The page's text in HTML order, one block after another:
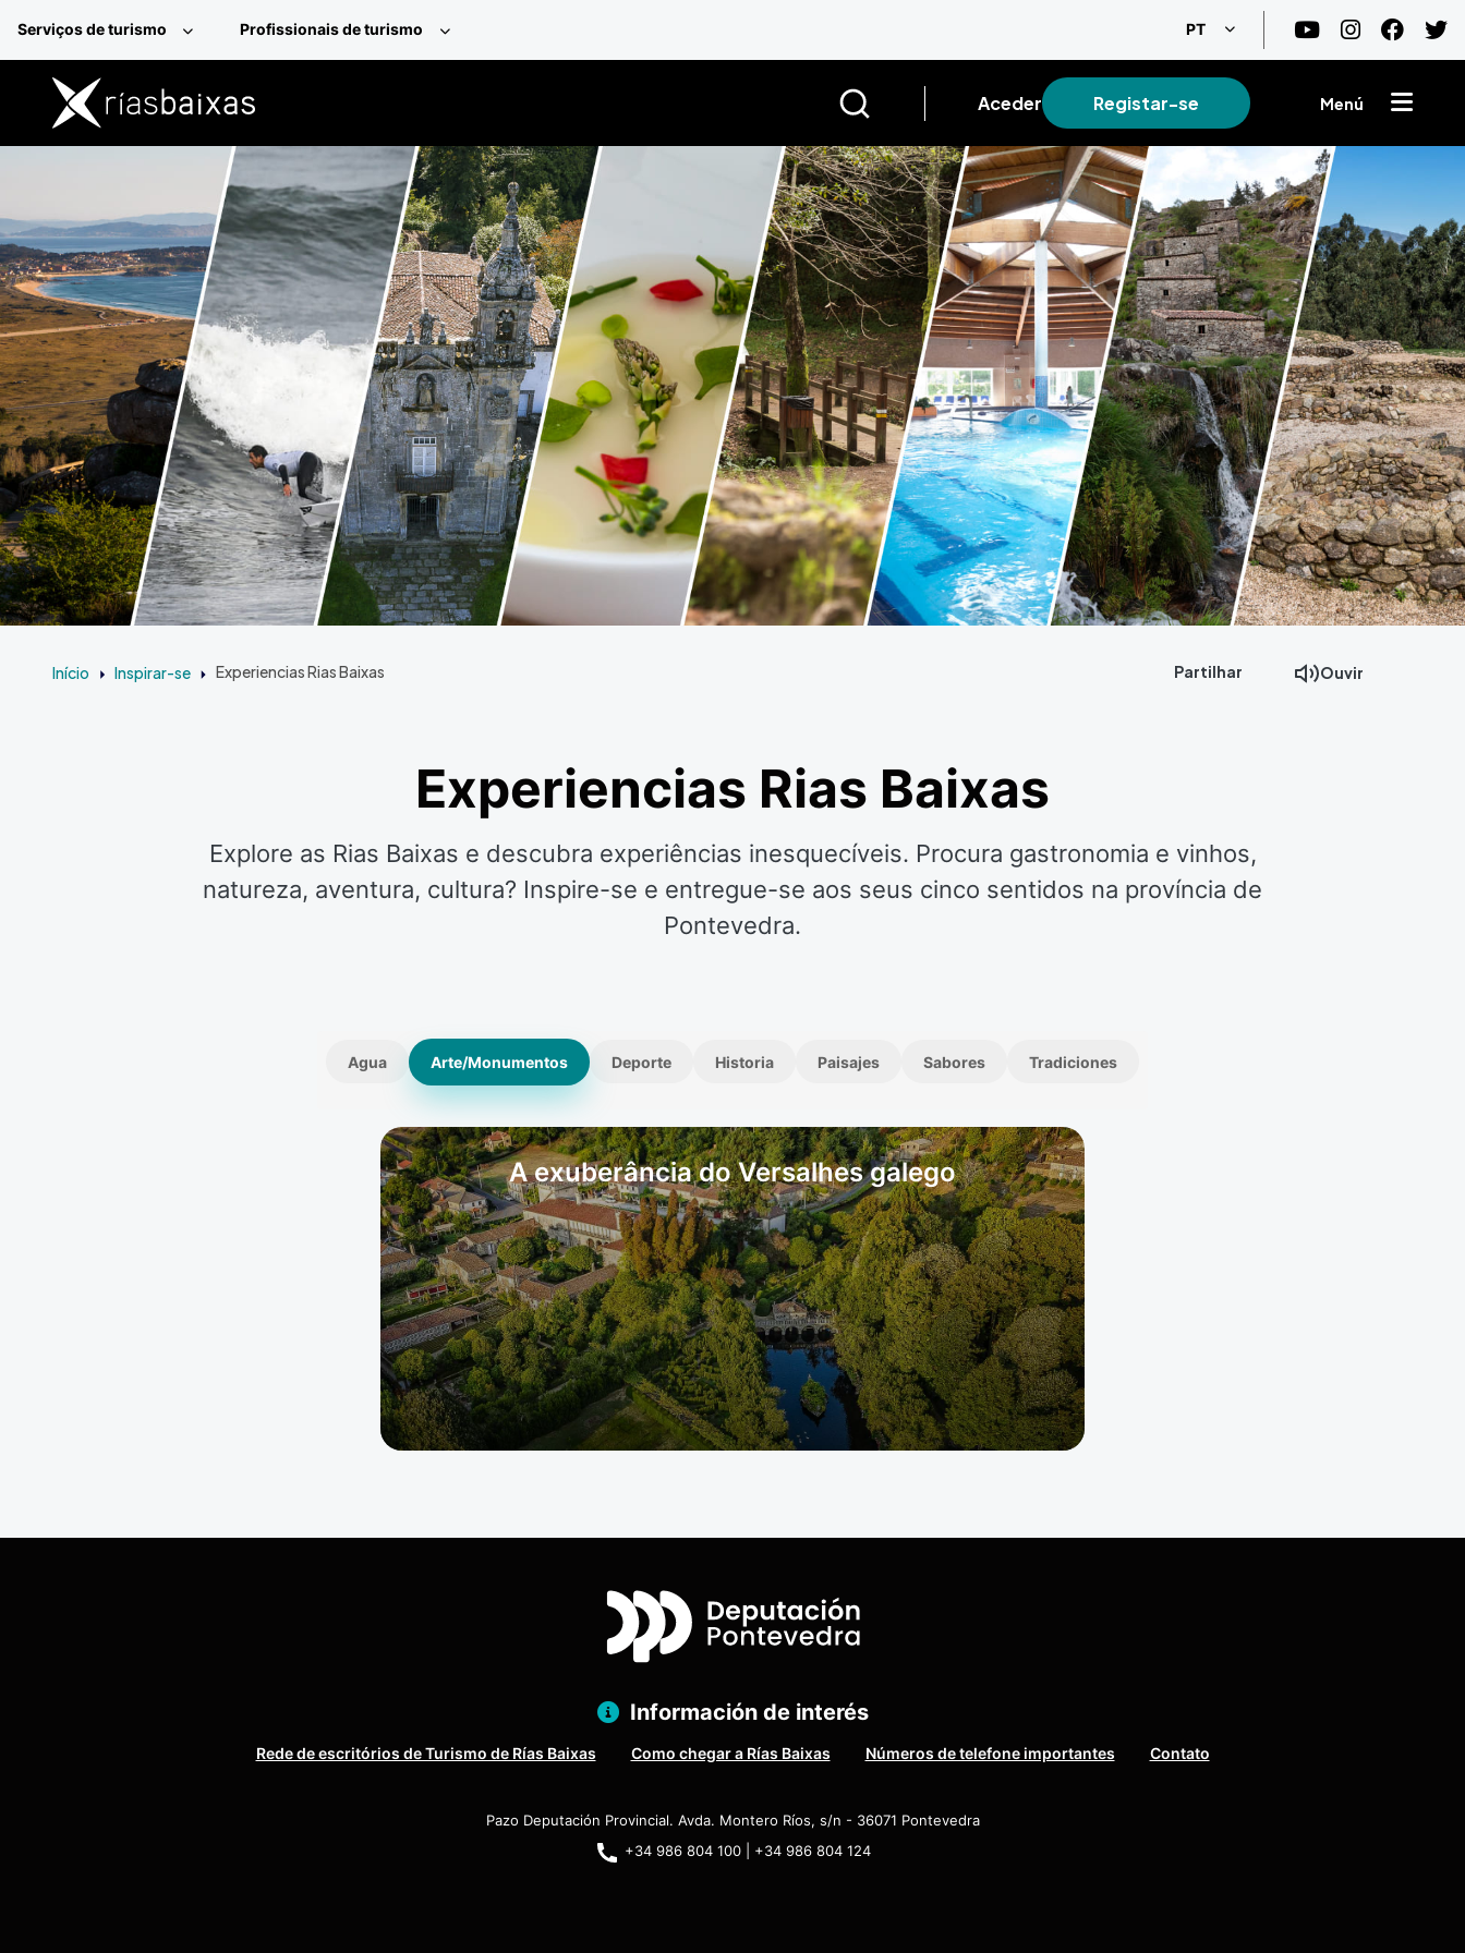
Serviços de turismo Profissionais de turismo PT Lista de ações adicionais
Aceder Registar-se Menú
Início Inspirar-se Experiencias Rias Baixas Partilhar Ouvir
Experiencias Rias Baixas
Explore as Rias Baixas e descubra experiências inesquecíveis. Procura gastronomia e vinhos,
natureza, aventura, cultura? Inspire-se e entregue-se aos seus cinco sentidos na província de
Pontevedra.
Agua Arte/Monumentos Deporte Historia Paisajes Sabores Tradiciones
A exuberância do Versalhes galego
Información de interés
Rede de escritórios de Turismo de Rías Baixas Como chegar a Rías Baixas Números de telefone importantes Contato
Pazo Deputación Provincial. Avda. Montero Ríos, s/n - 36071 Pontevedra
+34 986 804 100 | +34 986 804 124